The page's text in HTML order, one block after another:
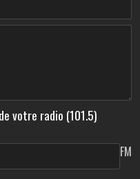
votre radio (101.5)
FM